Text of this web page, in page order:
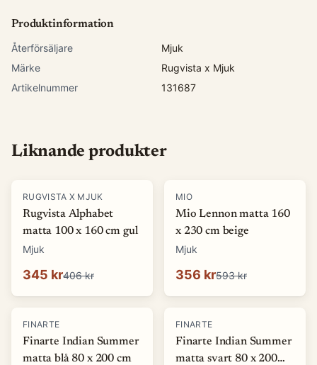
Produktinformation
Återförsäljare
Mjuk
Märke
Rugvista x Mjuk
Artikelnummer
131687
Liknande produkter
-15%
RUGVISTA X MJUK
Rugvista Alphabet
matta 100 x 160 cm gul
Mjuk
345 kr406 kr
-40%
MIO
Mio Lennon matta 160
x 230 cm beige
Mjuk
356 kr593 kr
-50 %
FINARTE
Finarte Indian Summer
matta blå 80 x 200 cm
-50 %
FINARTE
Finarte Indian Summer
matta svart 80 x 200